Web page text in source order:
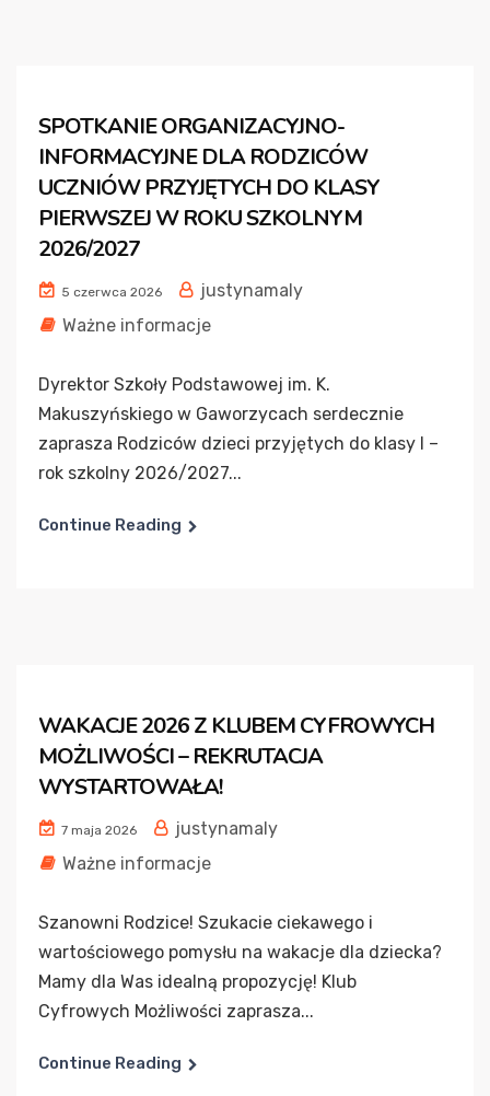
SPOTKANIE ORGANIZACYJNO-
INFORMACYJNE DLA RODZICÓW
UCZNIÓW PRZYJĘTYCH DO KLASY
PIERWSZEJ W ROKU SZKOLNYM
2026/2027
5 czerwca 2026
justynamaly
Ważne informacje
Dyrektor Szkoły Podstawowej im. K.
Makuszyńskiego w Gaworzycach serdecznie
zaprasza Rodziców dzieci przyjętych do klasy I –
rok szkolny 2026/2027...
Continue Reading
WAKACJE 2026 Z KLUBEM CYFROWYCH
MOŻLIWOŚCI – REKRUTACJA
WYSTARTOWAŁA!
7 maja 2026
justynamaly
Ważne informacje
Szanowni Rodzice! Szukacie ciekawego i
wartościowego pomysłu na wakacje dla dziecka?
Mamy dla Was idealną propozycję! Klub
Cyfrowych Możliwości zaprasza...
Continue Reading